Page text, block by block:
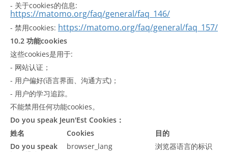
- 关于cookies的信息:
https://matomo.org/faq/general/faq_146/
- 禁用cookies: https://matomo.org/faq/general/faq_157/
10.2 功能cookies
这些cookies是用于:
- 网站认证；
- 用户偏好(语言界面、沟通方式)；
- 用户的学习追踪。
不能禁用任何功能cookies。
Do you speak Jeun'Est Cookies：
姓名
Cookies
目的
Do you speak
browser_lang 浏览器语言的标识